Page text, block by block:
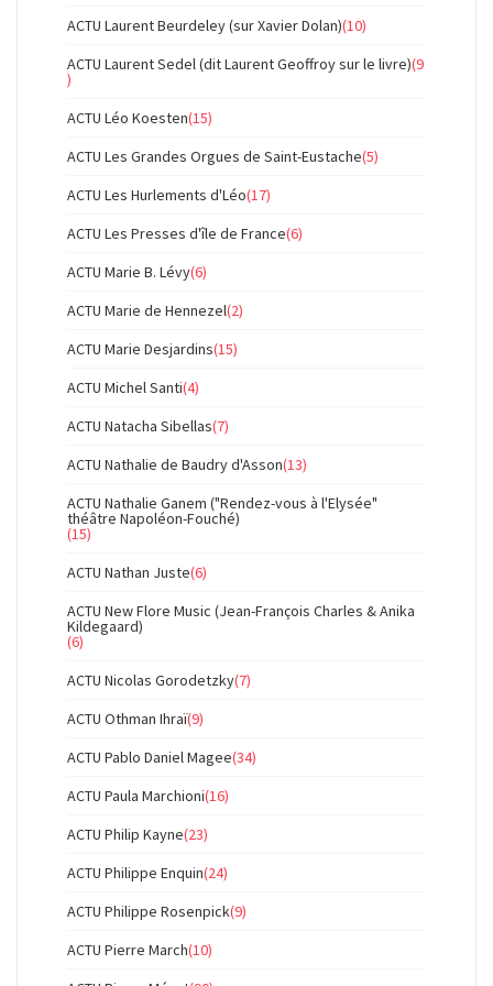
ACTU Laurent Beurdeley (sur Xavier Dolan)(10)
ACTU Laurent Sedel (dit Laurent Geoffroy sur le livre)(9
)
ACTU Léo Koesten(15)
ACTU Les Grandes Orgues de Saint-Eustache(5)
ACTU Les Hurlements d'Léo(17)
ACTU Les Presses d'île de France(6)
ACTU Marie B. Lévy(6)
ACTU Marie de Hennezel(2)
ACTU Marie Desjardins(15)
ACTU Michel Santi(4)
ACTU Natacha Sibellas(7)
ACTU Nathalie de Baudry d'Asson(13)
ACTU Nathalie Ganem ("Rendez-vous à l'Elysée"
théâtre Napoléon-Fouché)
(15)
ACTU Nathan Juste(6)
ACTU New Flore Music (Jean-François Charles & Anika
Kildegaard)
(6)
ACTU Nicolas Gorodetzky(7)
ACTU Othman Ihraï(9)
ACTU Pablo Daniel Magee(34)
ACTU Paula Marchioni(16)
ACTU Philip Kayne(23)
ACTU Philippe Enquin(24)
ACTU Philippe Rosenpick(9)
ACTU Pierre March(10)